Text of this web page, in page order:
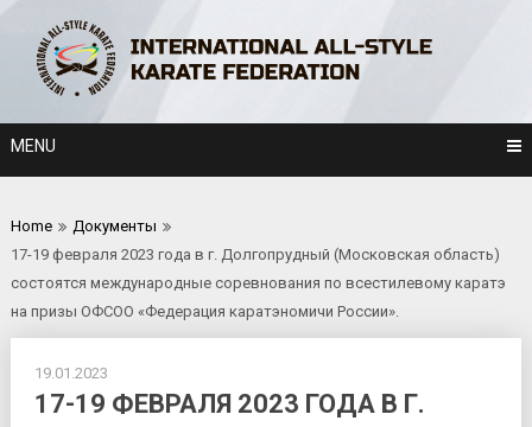
content
MENU
Home
Документы
17-19 февраля 2023 года в г. Долгопрудный (Московская область)
состоятся международные соревнования по всестилевому каратэ
на призы ОФСОО «Федерация каратэномичи России».
19.01.2023
17-19 ФЕВРАЛЯ 2023 ГОДА В Г.